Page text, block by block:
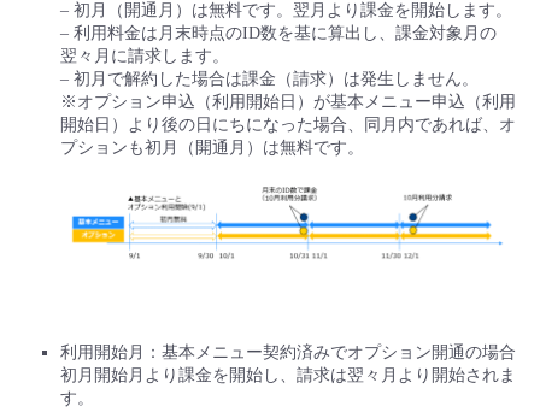
– 初月（開通月）は無料です。翌月より課金を開始します。
– 利用料金は月末時点のID数を基に算出し、課金対象月の
翌々月に請求します。
– 初月で解約した場合は課金（請求）は発生しません。
※オプション申込（利用開始日）が基本メニュー申込（利用
開始日）より後の日にちになった場合、同月内であれば、オ
プションも初月（開通月）は無料です。
利用開始月：基本メニュー契約済みでオプション開通の場合
初月開始月より課金を開始し、請求は翌々月より開始されま
す。